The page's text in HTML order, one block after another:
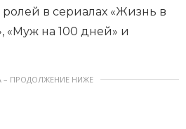
в сериалах «Жизнь в
«Муж на 100 дней» и
– ПРОДОЛЖЕНИЕ НИЖЕ